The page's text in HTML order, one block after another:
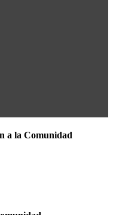
a la Comunidad